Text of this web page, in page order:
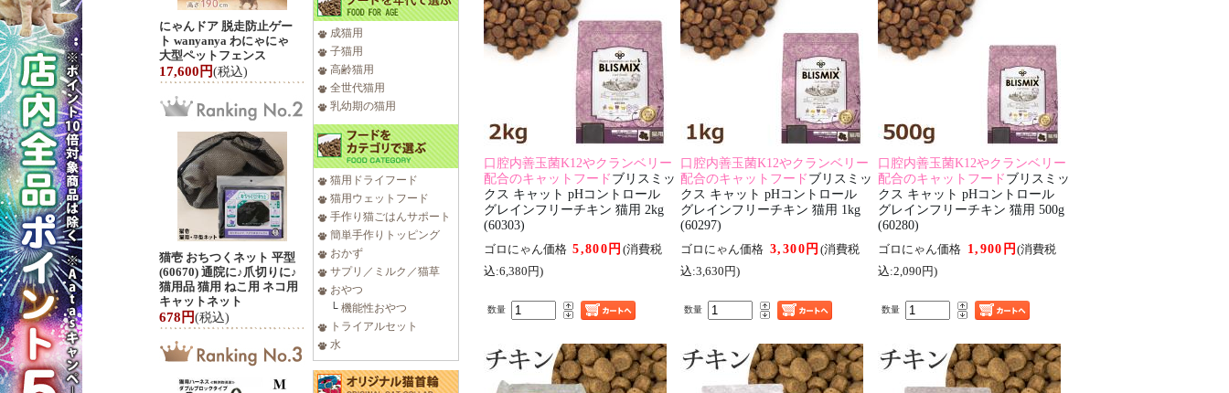
にゃんドア 脱走防止ゲー
ト wanyanya わにゃにゃ
大型ペットフェンス
17,600円(税込)
猫壱 おちつくネット 平型
(60670) 通院に♪爪切りに♪
猫用品 猫用 ねこ用 ネコ用
キャットネット
678円(税込)
成猫用
子猫用
高齢猫用
全世代猫用
乳幼期の猫用
猫用ドライフード
猫用ウェットフード
手作り猫ごはんサポート
簡単手作りトッピング
おかず
サプリ／ミルク／猫草
おやつ
└ 機能性おやつ
トライアルセット
水
口腔内善玉菌K12やクランベリー
配合のキャットフードブリスミッ
クス キャット pHコントロール
グレインフリーチキン 猫用 2kg
(60303)
ゴロにゃん価格 5,800円 (消費税
込:6,380円)
数量
口腔内善玉菌K12やクランベリー
配合のキャットフードブリスミッ
クス キャット pHコントロール
グレインフリーチキン 猫用 1kg
(60297)
ゴロにゃん価格 3,300円 (消費税
込:3,630円)
数量
口腔内善玉菌K12やクランベリー
配合のキャットフードブリスミッ
クス キャット pHコントロール
グレインフリーチキン 猫用 500g
(60280)
ゴロにゃん価格 1,900円(消費税
込:2,090円)
数量